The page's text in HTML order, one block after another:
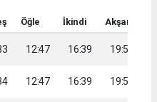
Öğle İkindi Akşam
12:47 16:39 19:51
12:47 16:39 19:50